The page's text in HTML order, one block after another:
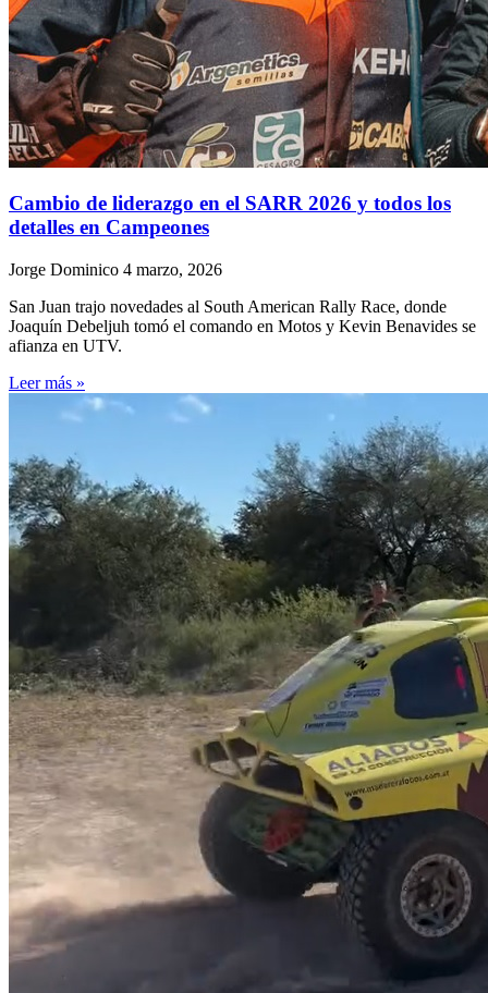
Cambio de liderazgo en el SARR 2026 y todos los
detalles en Campeones
Jorge Dominico 4 marzo, 2026
San Juan trajo novedades al South American Rally Race, donde
Joaquín Debeljuh tomó el comando en Motos y Kevin Benavides se
afianza en UTV.
Leer más »